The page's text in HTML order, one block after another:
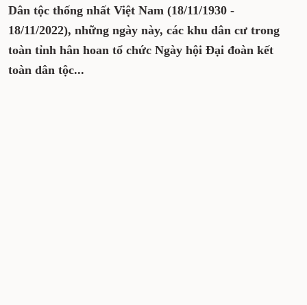
Dân tộc thống nhất Việt Nam (18/11/1930 -
18/11/2022), những ngày này, các khu dân cư trong
toàn tỉnh hân hoan tổ chức Ngày hội Đại đoàn kết
toàn dân tộc...